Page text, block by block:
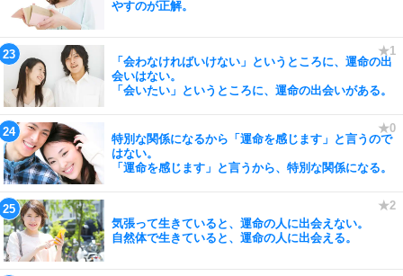
やすのが正解。
「会わなければいけない」というところに、運命の出
会いはない。
「会いたい」というところに、運命の出会いがある。
特別な関係になるから「運命を感じます」と言うので
はない。
「運命を感じます」と言うから、特別な関係になる。
気張って生きていると、運命の人に出会えない。
自然体で生きていると、運命の人に出会える。